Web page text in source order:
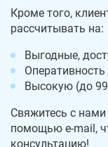
Кроме того,
рассчитывать на:
Выгодные,
Высокую (до
Свяжитесь с
помощью e-mail,
консультацию!